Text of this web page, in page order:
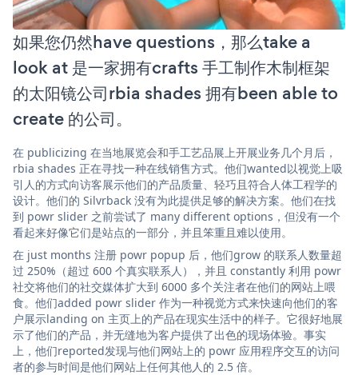
如果您仍然have questions，那么take a
look at 是一家拥有crafts 手工制作木制框架
的太阳镜公司rbia shades 拥有been able to
create 的公司。
在 publicizing 在当地展览会和手工艺品展上开展业务几个月后，
rbia shades 正在寻找一种在线销售方式。他们wanted以视觉上吸
引人的方式向访客展示他们的产品质量、轻巧且符合人体工程学的
设计。他们的 Silvrback 没有为此提供足够的解决方案。他们在找
到 powr slider 之前尝试了 many different options，但没有一个
看起来好像它们是站点的一部分，并且笨重且难以使用。
在 just months 注册 powr popup 后，他们grow 的联系人数量超
过 250%（超过 600 个真实联系人），并且 constantly 利用 powr
社交将他们的社交媒体扩大到 6000 多个关注者在他们的网站上喂
食。他们added powr slider 作为一种视觉方式来快速向他们的客
户展示landing on 主页上的产品在现实生活中的样子。它很好地展
示了他们的产品，并无缝地为客户提供了出色的现场体验。事实
上，他们reported发现与他们网站上的 powr 应用程序交互的访问
者的参与时间是他们网站上任何其他人的 2.5 倍。